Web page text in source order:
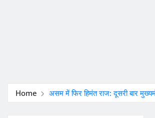
Home असम में फिर हिमंत राज: दूसरी बार